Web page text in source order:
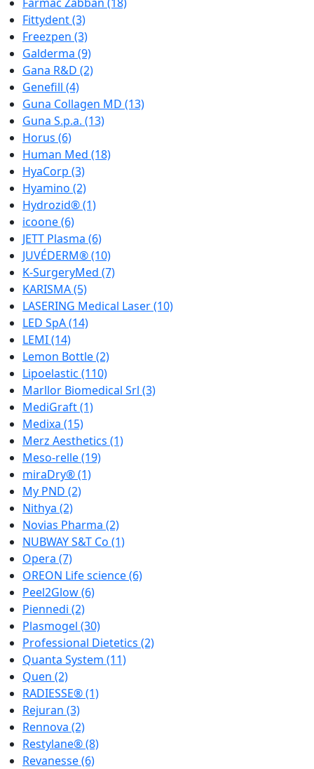
Fittydent(3)
Freezpen (3)
Galderma (9)
Gana R&D (2)
Genefill (4)
Guna Collagen MD (13)
Guna S.p.a. (13)
Horus (6)
Human Med (18)
HyaCorp (3)
Hyamino (2)
Hydrozid®(1)
icoone(6)
JETT Plasma (6)
JUVÉDERM®(10)
K-SurgeryMed (7)
KARISMA(5)
LASERING Medical Laser(10)
LED SpA(14)
LEMI(14)
Lemon Bottle(2)
Lipoelastic (110)
Marllor Biomedical Srl (3)
MediGraft(1)
Medixa (15)
Merz Aesthetics (1)
Meso-relle(19)
miraDry®(1)
My PND (2)
Nithya (2)
Novias Pharma (2)
NUBWAY S&T Co (1)
Opera (7)
OREON Life science(6)
Peel2Glow(6)
Piennedi (2)
Plasmogel (30)
Professional Dietetics (2)
Quanta System (11)
Quen (2)
RADIESSE®(1)
Rejuran (3)
Rennova (2)
Restylane®(8)
Revanesse(6)